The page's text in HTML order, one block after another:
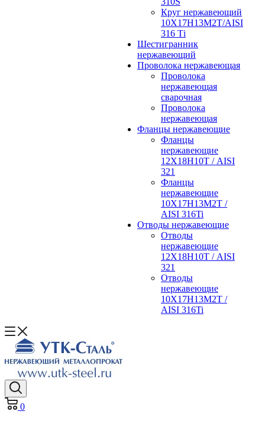
Круг нержавеющий
10Х17Н13М2Т/AISI
316 Тi
Шестигранник
нержавеющий
Проволока нержавеющая
Проволока
нержавеющая
сварочная
Проволока
нержавеющая
Фланцы нержавеющие
Фланцы
нержавеющие
12Х18Н10Т / AISI
321
Фланцы
нержавеющие
10Х17Н13М2Т /
AISI 316Ti
Отводы нержавеющие
Отводы
нержавеющие
12Х18Н10Т / AISI
321
Отводы
нержавеющие
10Х17Н13М2Т /
AISI 316Ti
0